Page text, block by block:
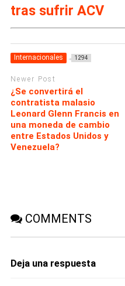
tras sufrir ACV
Internacionales 1294
Newer Post
¿Se convertirá el
contratista malasio
Leonard Glenn Francis en
una moneda de cambio
entre Estados Unidos y
Venezuela?
COMMENTS
Deja una respuesta